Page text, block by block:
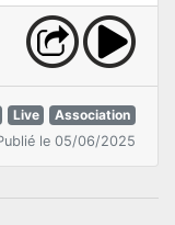
Live
Association
le 05/06/2025